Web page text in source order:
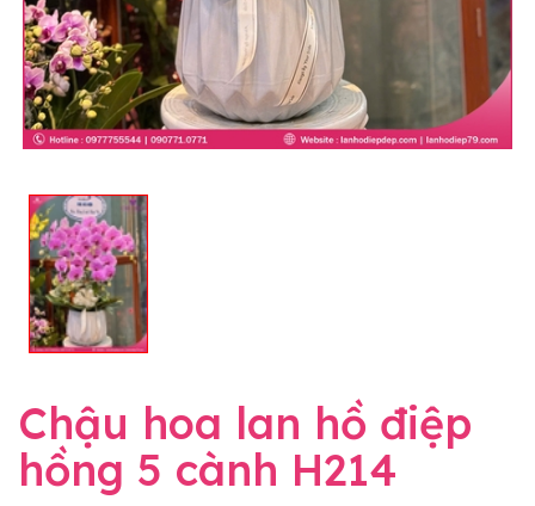
Chậu hoa lan hồ điệp
hồng 5 cành H214